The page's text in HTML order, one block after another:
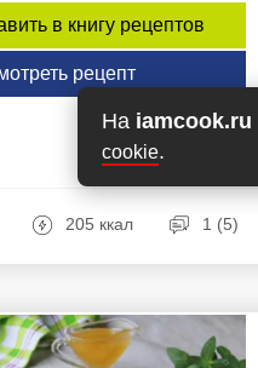
На iamcook.ru
cookie.
в книгу рецептов
рецепт
205 ккал 1 (5)